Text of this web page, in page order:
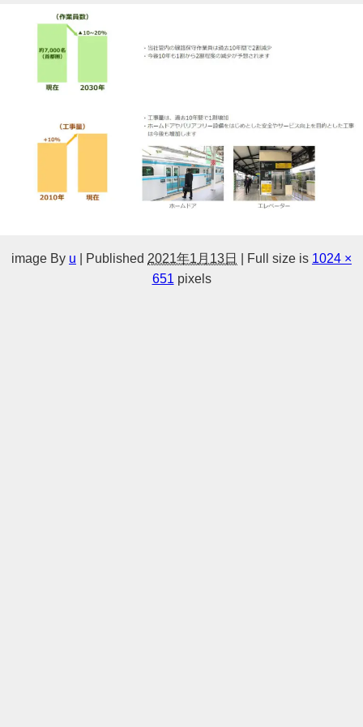
image By u Published 2021年1月13日 Full size is 1024 ×
651
pixels